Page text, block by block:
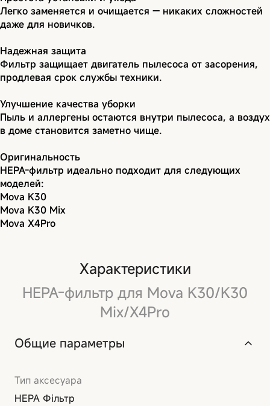
Легко заменяется и очищается — никаких сложностей
даже для новичков.
Надежная защита
Фильтр защищает двигатель пылесоса от засорения,
продлевая срок службы техники.
Улучшение качества уборки
Пыль и аллергены остаются внутри пылесоса, а воздух
в доме становится заметно чище.
Оригинальность
HEPA-фильтр идеально подходит для следующих
моделей:
Mova K30
Mova K30 Mix
Mova X4Pro
Характеристики
HEPA-фильтр для Mova K30/K30
Mix/X4Pro
Общие параметры
Тип аксесуара
HEPA Фільтр